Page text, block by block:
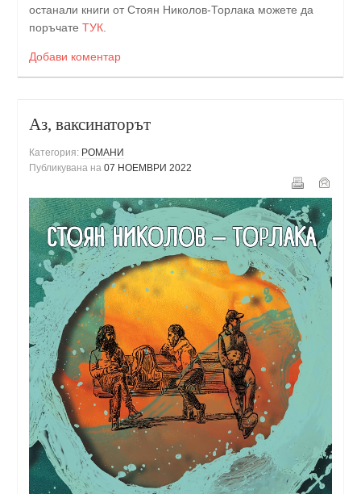
останали книги от Стоян Николов-Торлака можете да
поръчате ТУК.
Добави коментар
Аз, ваксинаторът
Категория: РОМАНИ
Публикувана на 07 НОЕМВРИ 2022